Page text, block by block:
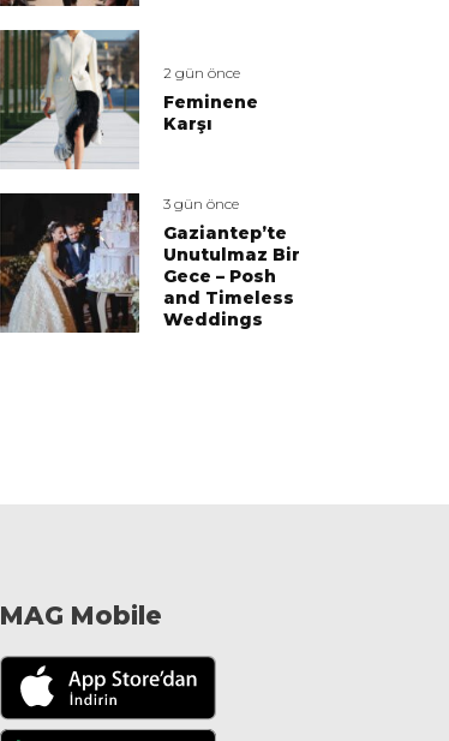
2 gün önce
Feminene
Karşı
3 gün önce
Gaziantep’te
Unutulmaz Bir
Gece – Posh
and Timeless
Weddings
MAG Mobile